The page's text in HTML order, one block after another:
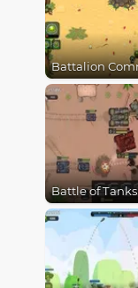
Battle of Tanks